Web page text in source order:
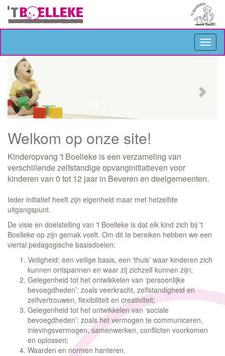
Menu
Vorige
foto
Welkom op onze site!
Kinderopvang 't Boelleke is een verzameling van
verschillende zelfstandige opvanginitiatieven voor
kinderen van 0 tot 12 jaar in Beveren en deelgemeenten.
Ieder initiatief heeft zijn eigenheid maar met hetzelfde
uitgangspunt.
De visie en doelstelling van 't Boelleke is dat elk kind zich bij 't
Boelleke op zijn gemak voelt. Om dit te bereiken hebben we een
viertal pedagogische basisdoelen:
Veiligheid: een veilige basis, een ‘thuis’ waar kinderen zich
kunnen ontspannen en waar zij zichzelf kunnen zijn;
Gelegenheid tot het ontwikkelen van ‘persoonlijke
bevoegdheden’: zoals veerkracht, zelfstandigheid en
zelfvertrouwen, flexibiliteit en creativiteit;
Gelegenheid tot het ontwikkelen van ‘sociale
bevoegdheden’: zoals het vermogen te communiceren,
inlevingsvermogen, samenwerken, conflicten voorkomen
en oplossen;
Waarden en normen hanteren.